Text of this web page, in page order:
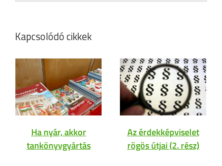
Kapcsolódó cikkek
Ha nyár, akkor
tankönyvgyártás
Az érdekképviselet
rögös útjai (2. rész)